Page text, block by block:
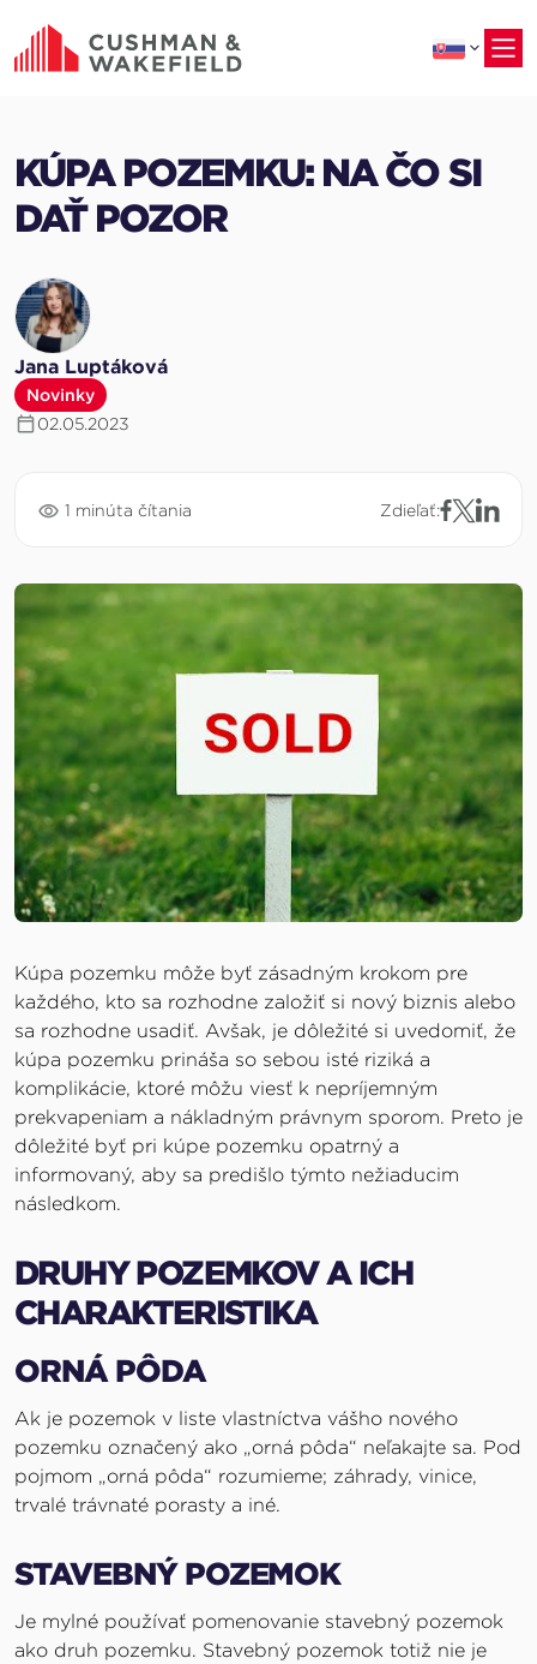
hlavný
obsah
KÚPA POZEMKU: NA ČO SI
DAŤ POZOR
Jana Luptáková
Novinky
02.05.2023
1 minúta čítania Zdieľať:
Kúpa pozemku môže byť zásadným krokom pre
každého, kto sa rozhodne založiť si nový biznis alebo
sa rozhodne usadiť. Avšak, je dôležité si uvedomiť, že
kúpa pozemku prináša so sebou isté riziká a
komplikácie, ktoré môžu viesť k nepríjemným
prekvapeniam a nákladným právnym sporom. Preto je
dôležité byť pri kúpe pozemku opatrný a
informovaný, aby sa predišlo týmto nežiaducim
následkom.
DRUHY POZEMKOV A ICH
CHARAKTERISTIKA
ORNÁ PÔDA
Ak je pozemok v liste vlastníctva vášho nového
pozemku označený ako „orná pôda“ neľakajte sa. Pod
pojmom „orná pôda“ rozumieme; záhrady, vinice,
trvalé trávnaté porasty a iné.
STAVEBNÝ POZEMOK
Je mylné používať pomenovanie stavebný pozemok
ako druh pozemku. Stavebný pozemok totiž nie je